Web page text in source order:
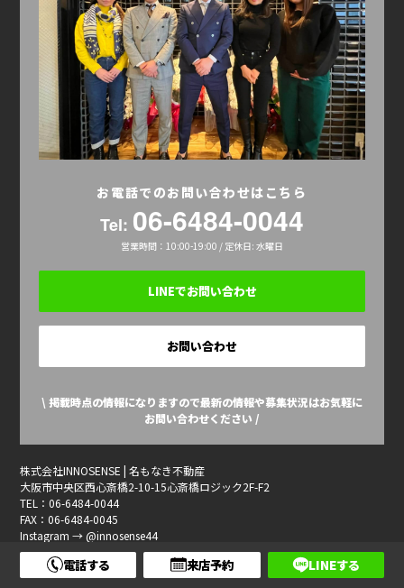
お電話でのお問い合わせはこちら
Tel: 06-6484-0044
営業時間：10:00-19:00 / 定休日: 水曜日
LINEでお問い合わせ
お問い合わせ
\ 掲載時点の情報になりますので最新の情報や募集状況はお気軽に
お問い合わせください /
株式会社INNOSENSE | 名もなき不動産
大阪市中央区西心斎橋2-10-15心斎橋ロジック2F-F2
TEL：06-6484-0044
FAX：06-6484-0045
Instagram → @innosense44
Twitter → @innosense44
TikTok → @innosense44
電話する 来店予約 LINEする